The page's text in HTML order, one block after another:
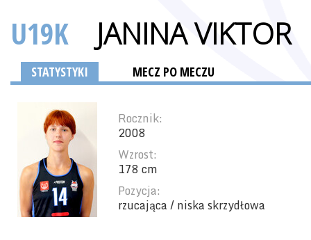
U19K JANINA VIKTOR
STATYSTYKI MECZ PO MECZU
Rocznik:
2008
Wzrost:
178 cm
Pozycja:
rzucająca / niska skrzydłowa